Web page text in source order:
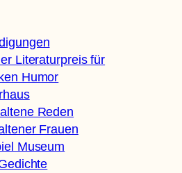
Literaturpreis für
Humor
Reden
Frauen
Museum